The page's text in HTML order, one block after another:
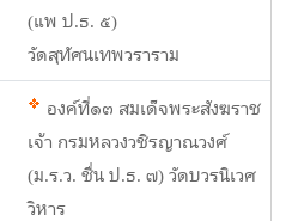
(แพ ป.ธ. ๕)
วัดสุทัศนเทพวราราม
องค์ที่๑๓ สมเด็จพระสังฆราช
เจ้า กรมหลวงวชิรญาณวงศ์
(ม.ร.ว. ชื่น ป.ธ. ๗) วัดบวรนิเวศ
วิหาร